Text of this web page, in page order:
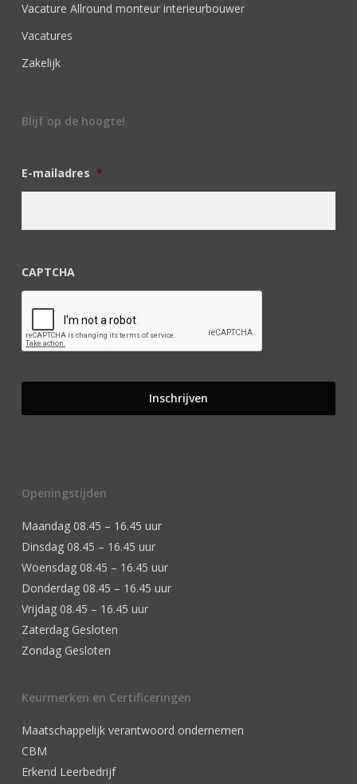
Vacature Allround monteur interieurbouwer
Vacatures
Zakelijk
Blijf op de hoogte!
E-mailadres *
CAPTCHA
Openingstijden
Maandag 08.45 – 16.45 uur
Dinsdag 08.45 – 16.45 uur
Woensdag 08.45 – 16.45 uur
Donderdag 08.45 – 16.45 uur
Vrijdag 08.45 – 16.45 uur
Zaterdag Gesloten
Zondag Gesloten
Keurmerken en Certificeringen
Maatschappelijk verantwoord ondernemen
CBM
Erkend Leerbedrijf